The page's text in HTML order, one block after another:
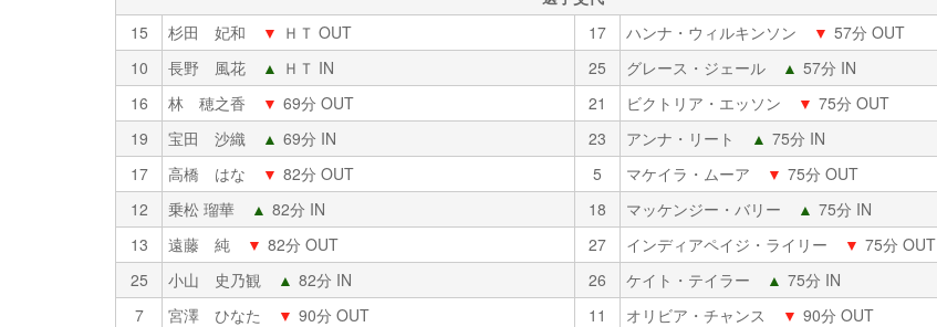
15
杉田 妃和 ▼ ＨＴ OUT 17 ハンナ・ウィルキンソン ▼ 57分 OUT
10
長野 風花 ▲ ＨＴ IN 25 グレース・ジェール ▲ 57分 IN
16
林 穂之香 ▼ 69分 OUT 21 ビクトリア・エッソン ▼ 75分 OUT
19
宝田 沙織 ▲ 69分 IN 23 アンナ・リート ▲ 75分 IN
17
高橋 はな ▼ 82分 OUT 5 マケイラ・ムーア ▼ 75分 OUT
12
乗松 瑠華 ▲ 82分 IN 18 マッケンジー・バリー ▲ 75分 IN
13
遠藤 純 ▼ 82分 OUT 27 インディアペイジ・ライリー ▼ 75分 OUT
25
小山 史乃観 ▲ 82分 IN 26 ケイト・テイラー ▲ 75分 IN
7
宮澤 ひなた ▼ 90分 OUT 11 オリビア・チャンス ▼ 90分 OUT